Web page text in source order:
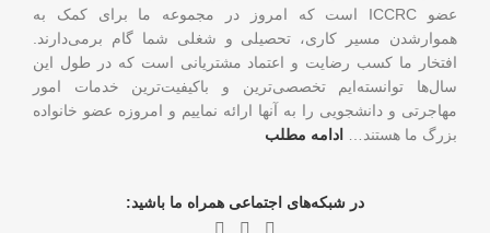
عضو ICCRC است که امروز در مجموعه ما برای کمک به
هموارشدن مسیر کاری، تحصیلی و شغلی شما گام برمی‌دارند.
افتخار ما کسب رضایت و اعتماد مشتریانی است که در طول این
سال‌ها توانسته‌ایم تخصصی‌ترین و باکیفیت‌ترین خدمات امور
مهاجرتی و دانشجویی را به آنها ارائه نماییم و امروزه عضو خانواده
بزرگ ما هستند… ادامه مطلب
در شبکه‌های اجتماعی همراه ما باشید: